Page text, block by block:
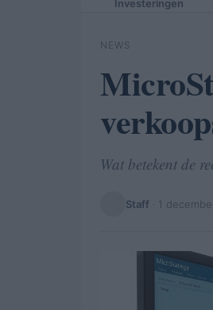
Investeringen
NEWS
Wat betekent de
Staff 1